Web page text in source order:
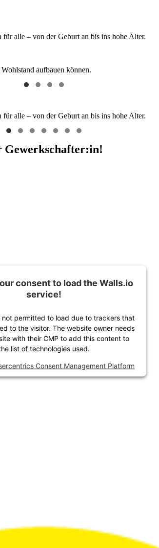
alle – von der Geburt an bis ins hohe Alter.
aufbauen können.
alle – von der Geburt an bis ins hohe Alter.
Gewerkschafter:in!
consent to load the Walls.io
service!
not permitted to load due to trackers that
to the visitor. The website owner needs
with their CMP to add this content to
list of technologies used.
Consent Management Platform